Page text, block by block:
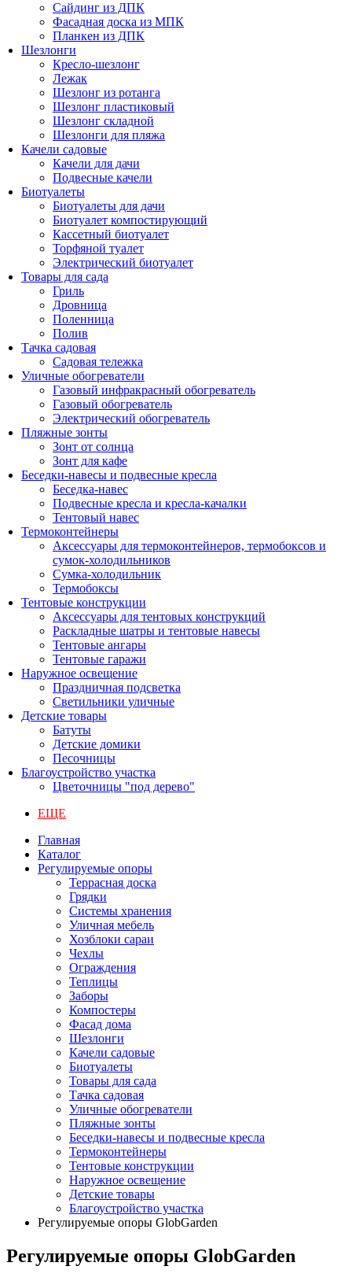
Сайдинг из ДПК
Фасадная доска из МПК
Планкен из ДПК
Шезлонги
Кресло-шезлонг
Лежак
Шезлонг из ротанга
Шезлонг пластиковый
Шезлонг складной
Шезлонги для пляжа
Качели садовые
Качели для дачи
Подвесные качели
Биотуалеты
Биотуалеты для дачи
Биотуалет компостирующий
Кассетный биотуалет
Торфяной туалет
Электрический биотуалет
Товары для сада
Гриль
Дровница
Поленница
Полив
Тачка садовая
Садовая тележка
Уличные обогреватели
Газовый инфракрасный обогреватель
Газовый обогреватель
Электрический обогреватель
Пляжные зонты
Зонт от солнца
Зонт для кафе
Беседки-навесы и подвесные кресла
Беседка-навес
Подвесные кресла и кресла-качалки
Тентовый навес
Термоконтейнеры
Аксессуары для термоконтейнеров, термобоксов и
сумок-холодильников
Сумка-холодильник
Термобоксы
Тентовые конструкции
Аксессуары для тентовых конструкций
Раскладные шатры и тентовые навесы
Тентовые ангары
Тентовые гаражи
Наружное освещение
Праздничная подсветка
Светильники уличные
Детские товары
Батуты
Детские домики
Песочницы
Благоустройство участка
Цветочницы "под дерево"
ЕЩЕ
Главная
Каталог
Регулируемые опоры
Террасная доска
Грядки
Системы хранения
Уличная мебель
Хозблоки сараи
Чехлы
Ограждения
Теплицы
Заборы
Компостеры
Фасад дома
Шезлонги
Качели садовые
Биотуалеты
Товары для сада
Тачка садовая
Уличные обогреватели
Пляжные зонты
Беседки-навесы и подвесные кресла
Термоконтейнеры
Тентовые конструкции
Наружное освещение
Детские товары
Благоустройство участка
Регулируемые опоры GlobGarden
Регулируемые опоры GlobGarden